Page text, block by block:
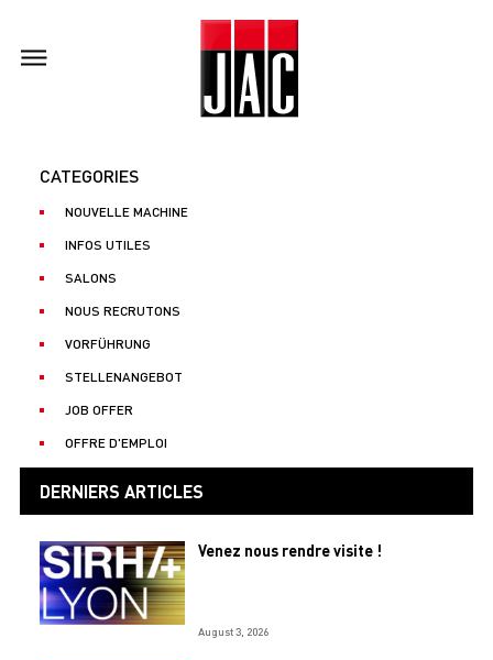
CATEGORIES
NOUVELLE MACHINE
INFOS UTILES
SALONS
NOUS RECRUTONS
VORFÜHRUNG
STELLENANGEBOT
JOB OFFER
OFFRE D'EMPLOI
DERNIERS ARTICLES
Venez nous rendre visite !
August 3, 2026